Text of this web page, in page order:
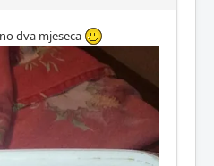
dva mjeseca